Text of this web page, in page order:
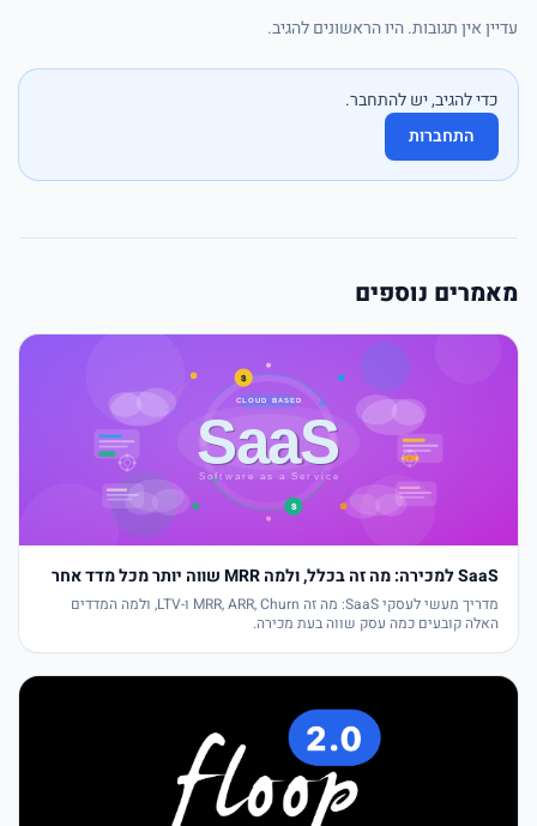
עדיין אין תגובות. היו הראשונים להגיב.
כדי להגיב, יש להתחבר.
התחברות
מאמרים נוספים
SaaS למכירה: מה זה בכלל, ולמה MRR שווה יותר מכל מדד אחר
מדריך מעשי לעסקי SaaS: מה זה MRR, ARR, Churn ו-LTV, ולמה המדדים
האלה קובעים כמה עסק שווה בעת מכירה.